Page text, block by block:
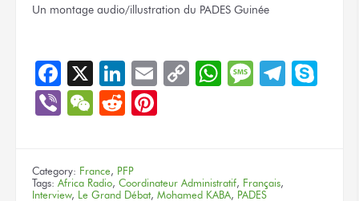
Un montage audio/illustration du PADES Guinée
Facebook
X LinkedIn
EmailCopyWhatsApp
Message
ViberWeChat
Reddit
Category: France, PFP
Tags: Africa Radio, Coordinateur Administratif, Français,
Interview, Le Grand Débat, Mohamed KABA, PADES